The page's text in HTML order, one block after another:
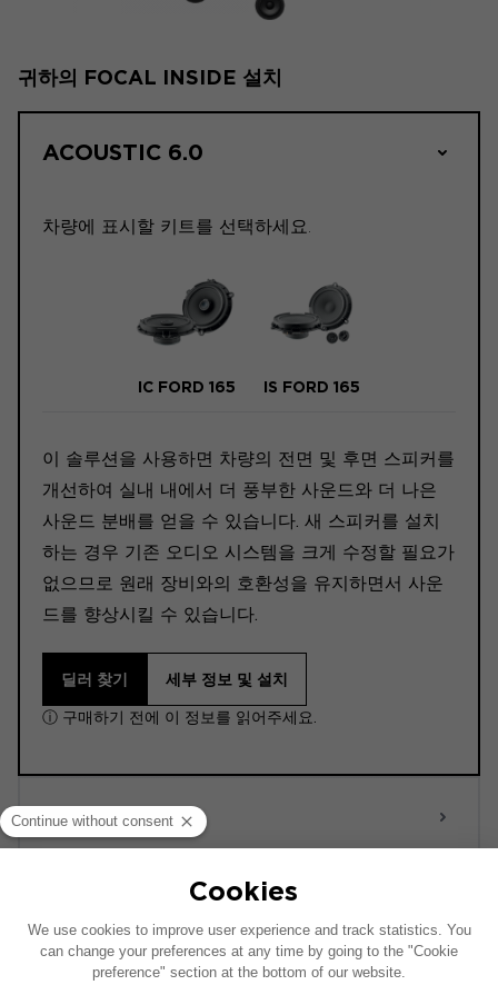
귀하의 FOCAL INSIDE 설치
ACOUSTIC 6.0
차량에 표시할 키트를 선택하세요.
IC FORD 165 IS FORD 165
이 솔루션을 사용하면 차량의 전면 및 후면 스피커를
개선하여 실내 내에서 더 풍부한 사운드와 더 나은
사운드 분배를 얻을 수 있습니다. 새 스피커를 설치
하는 경우 기존 오디오 시스템을 크게 수정할 필요가
없으므로 원래 장비와의 호환성을 유지하면서 사운
드를 향상시킬 수 있습니다.
딜러 찾기 세부 정보 및 설치
ⓘ 구매하기 전에 이 정보를 읽어주세요.
ACTIVE 6.0